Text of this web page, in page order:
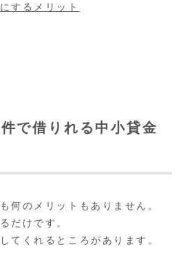
するメリット
で借りれる中小貸金
何のメリットもありません。
だけです。
てくれるところがあります。